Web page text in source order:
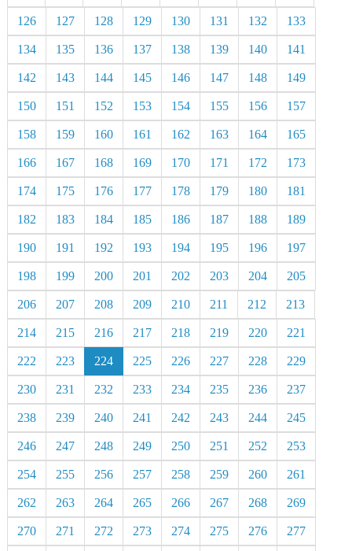
126 127 128 129 130 131 132 133
134 135 136 137 138 139 140 141
142 143 144 145 146 147 148 149
150 151 152 153 154 155 156 157
158 159 160 161 162 163 164 165
166 167 168 169 170 171 172 173
174 175 176 177 178 179 180 181
182 183 184 185 186 187 188 189
190 191 192 193 194 195 196 197
198 199 200 201 202 203 204 205
206 207 208 209 210 211 212 213
214 215 216 217 218 219 220 221
222 223 224 225 226 227 228 229
230 231 232 233 234 235 236 237
238 239 240 241 242 243 244 245
246 247 248 249 250 251 252 253
254 255 256 257 258 259 260 261
262 263 264 265 266 267 268 269
270 271 272 273 274 275 276 277